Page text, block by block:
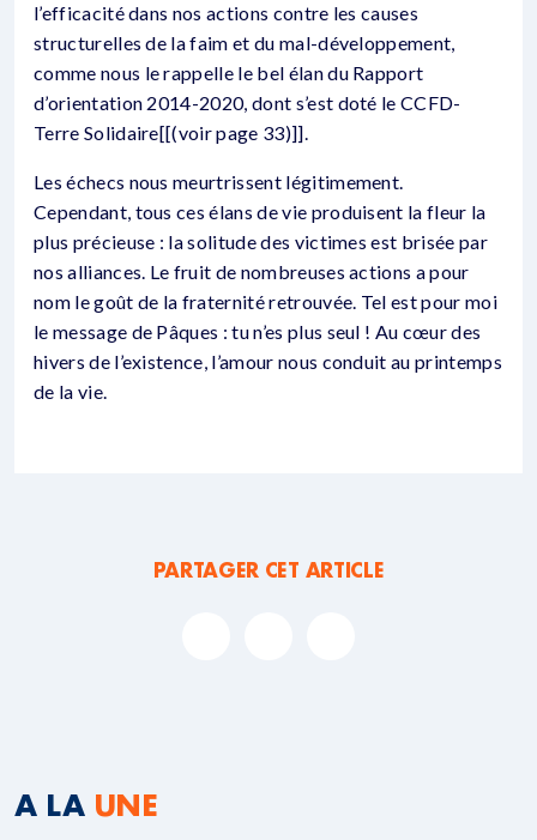
l’efficacité dans nos actions contre les causes
structurelles de la faim et du mal-développement,
comme nous le rappelle le bel élan du Rapport
d’orientation 2014-2020, dont s’est doté le CCFD-
Terre Solidaire[[(voir page 33)]].
Les échecs nous meurtrissent légitimement.
Cependant, tous ces élans de vie produisent la fleur la
plus précieuse : la solitude des victimes est brisée par
nos alliances. Le fruit de nombreuses actions a pour
nom le goût de la fraternité retrouvée. Tel est pour moi
le message de Pâques : tu n’es plus seul ! Au cœur des
hivers de l’existence, l’amour nous conduit au printemps
de la vie.
PARTAGER CET ARTICLE
A LA UNE